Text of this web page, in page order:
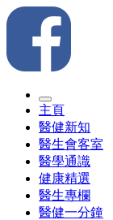
主頁
醫健新知
醫生會客室
醫學通識
健康精選
醫生專欄
醫健一分鐘